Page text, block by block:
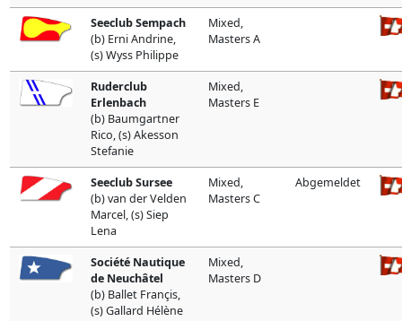
Seeclub Sempach
(b) Erni Andrine,
(s) Wyss Philippe
Mixed,
Masters A
Ruderclub
Erlenbach
(b) Baumgartner
Rico, (s) Akesson
Stefanie
Mixed,
Masters E
Seeclub Sursee
(b) van der Velden
Marcel, (s) Siep
Lena
Mixed,
Masters C
Abgemeldet
Société Nautique
de Neuchâtel
(b) Ballet Françis,
(s) Gallard Hélène
Mixed,
Masters D